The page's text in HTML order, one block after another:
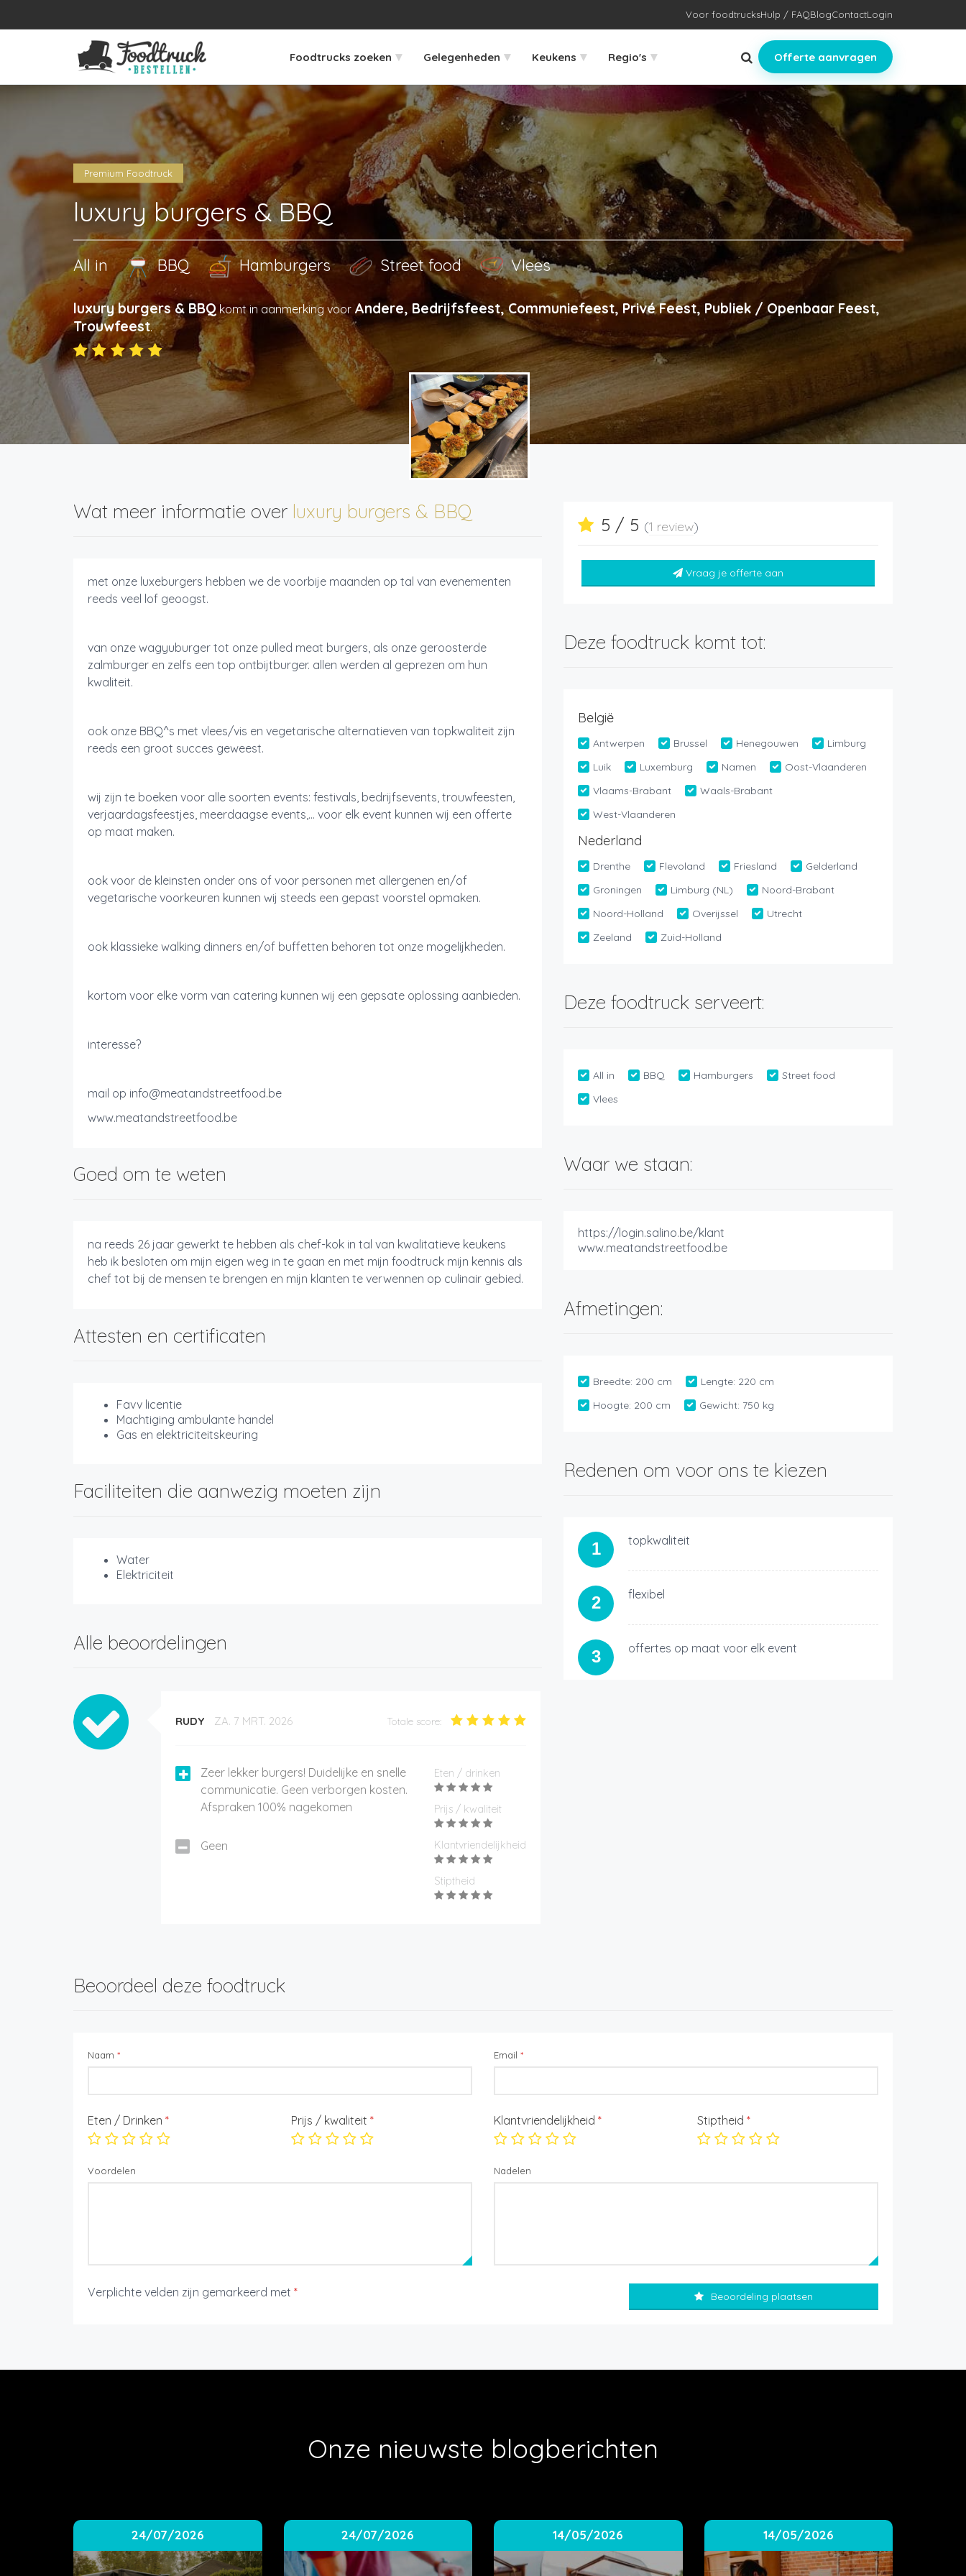
Voor foodtrucksHulp / FAQBlogContactLogin
Foodtrucks zoeken ▾ Gelegenheden ▾ Keukens ▾ Regio's ▾ Offerte aanvragen
Premium Foodtruck
luxury burgers & BBQ
All in BBQ Hamburgers Street food Vlees
luxury burgers & BBQ komt in aanmerking voor Andere, Bedrijfsfeest, Communiefeest, Privé Feest, Publiek / Openbaar Feest,
Trouwfeest.
Wat meer informatie over luxury burgers & BBQ
met onze luxeburgers hebben we de voorbije maanden op tal van evenementen
reeds veel lof geoogst.
van onze wagyuburger tot onze pulled meat burgers, als onze geroosterde
zalmburger en zelfs een top ontbijtburger. allen werden al geprezen om hun
kwaliteit.
ook onze BBQ^s met vlees/vis en vegetarische alternatieven van topkwaliteit zijn
reeds een groot succes geweest.
wij zijn te boeken voor alle soorten events: festivals, bedrijfsevents, trouwfeesten,
verjaardagsfeestjes, meerdaagse events,... voor elk event kunnen wij een offerte
op maat maken.
ook voor de kleinsten onder ons of voor personen met allergenen en/of
vegetarische voorkeuren kunnen wij steeds een gepast voorstel opmaken.
ook klassieke walking dinners en/of buffetten behoren tot onze mogelijkheden.
kortom voor elke vorm van catering kunnen wij een gepsate oplossing aanbieden.
interesse?
mail op info@meatandstreetfood.be
www.meatandstreetfood.be
Goed om te weten
na reeds 26 jaar gewerkt te hebben als chef-kok in tal van kwalitatieve keukens
heb ik besloten om mijn eigen weg in te gaan en met mijn foodtruck mijn kennis als
chef tot bij de mensen te brengen en mijn klanten te verwennen op culinair gebied.
Attesten en certificaten
Favv licentie
Machtiging ambulante handel
Gas en elektriciteitskeuring
Faciliteiten die aanwezig moeten zijn
Water
Elektriciteit
Alle beoordelingen
RUDY ZA. 7 MRT. 2026 Totale score:
Zeer lekker burgers! Duidelijke en snelle
communicatie. Geen verborgen kosten.
Afspraken 100% nagekomen
Geen
Eten / drinken
Prijs / kwaliteit
Klantvriendelijkheid
Stiptheid
5 / 5 (1 review)
Vraag je offerte aan
Deze foodtruck komt tot:
België
Antwerpen Brussel Henegouwen
Limburg
Luik
Luxemburg Namen
Oost-Vlaanderen
Vlaams-Brabant
Waals-Brabant
West-Vlaanderen
Nederland
Drenthe Flevoland Friesland
Gelderland
Groningen
Limburg (NL)
Noord-Brabant
Noord-Holland
Overijssel
Utrecht
Zeeland
Zuid-Holland
Deze foodtruck serveert:
All in BBQ Hamburgers
Street food
Vlees
Waar we staan:
https://login.salino.be/klant
www.meatandstreetfood.be
Afmetingen:
Breedte: 200 cm Lengte: 220 cm
Hoogte: 200 cm Gewicht: 750 kg
Redenen om voor ons te kiezen
1 topkwaliteit
2 flexibel
3 offertes op maat voor elk event
Beoordeel deze foodtruck
Naam * Email *
Eten / Drinken * Prijs / kwaliteit * Klantvriendelijkheid * Stiptheid *
Voordelen Nadelen
Verplichte velden zijn gemarkeerd met * Beoordeling plaatsen
Onze nieuwste blogberichten
24/07/2026 24/07/2026 14/05/2026 14/05/2026